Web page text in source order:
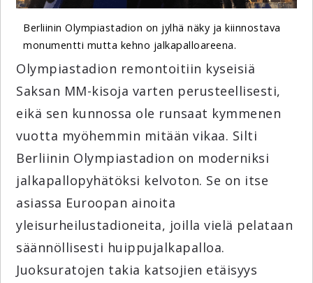
Berliinin Olympiastadion on jylhä näky ja kiinnostava
monumentti mutta kehno jalkapalloareena.
Olympiastadion remontoitiin kyseisiä
Saksan MM-kisoja varten perusteellisesti,
eikä sen kunnossa ole runsaat kymmenen
vuotta myöhemmin mitään vikaa. Silti
Berliinin Olympiastadion on moderniksi
jalkapallopyhätöksi kelvoton. Se on itse
asiassa Euroopan ainoita
yleisurheilustadioneita, joilla vielä pelataan
säännöllisesti huippujalkapalloa.
Juoksuratojen takia katsojien etäisyys